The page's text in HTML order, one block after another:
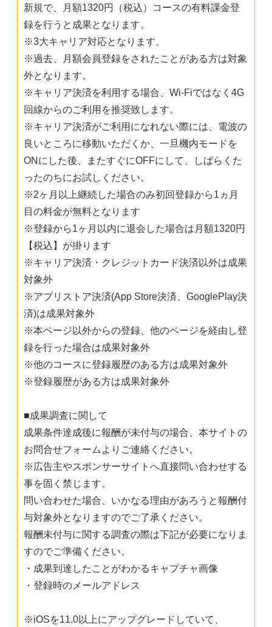
新規で、月額1320円（税込）コースの有料課金登
録を行うと成果となります。
※3大キャリア対応となります。
※過去、月額会員登録をされたことがある方は対象
外となります。
※キャリア決済を利用する場合、Wi-Fiではなく4G
回線からのご利用を推奨致します。
※キャリア決済がご利用になれない際には、電波の
良いところに移動いただくか、一旦機内モードを
ONにした後、またすぐにOFFにして、しばらくた
ったのちにお試しください。
※2ヶ月以上継続した場合のみ初回登録から1ヵ月
目の料金が無料となります
※登録から1ヶ月以内に退会した場合は月額1320円
【税込】が掛ります
※キャリア決済・クレジットカード決済以外は成果
対象外
※アプリストア決済(App Store決済、GooglePlay決
済)は成果対象外
※本ページ以外からの登録、他のページを経由し登
録を行った場合は成果対象外
※他のコースに登録履歴のある方は成果対象外
※登録履歴がある方は成果対象外
■成果調査に関して
成果条件達成後に報酬が未付与の場合、本サイトの
お問合せフォームよりご連絡ください。
※広告主やスポンサーサイトへ直接問い合わせする
事を固く禁じます。
問い合わせた場合、いかなる理由があろうと報酬付
与対象外となりますのでご了承ください。
報酬未付与に関する調査の際は下記が必要になりま
すのでご準備ください。
・成果到達したことがわかるキャプチャ画像
・登録時のメールアドレス
※iOSを11.0以上にアップグレードしていて、